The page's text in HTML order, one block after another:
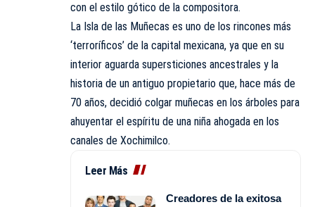
con el estilo gótico de la compositora.
La Isla de las Muñecas es uno de los rincones más
‘terroríficos’ de la capital mexicana, ya que en su
interior aguarda supersticiones ancestrales y la
historia de un antiguo propietario que, hace más de
70 años, decidió colgar muñecas en los árboles para
ahuyentar el espíritu de una niña ahogada en los
canales de Xochimilco.
Leer Más
Creadores de la exitosa